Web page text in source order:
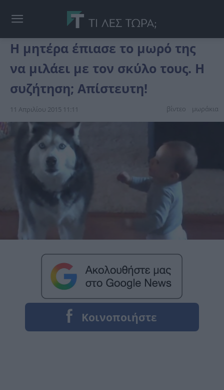
Η μητέρα έπιασε το μωρό της
να μιλάει με τον σκύλο τους. Η
συζήτηση; Απίστευτη!
11 Απριλίου 2015 11:11 βίντεο μωράκια